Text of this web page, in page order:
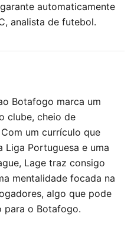
automaticamente
analista de futebol.
Botafogo marca um
clube, cheio de
um currículo que
Liga Portuguesa e uma
Lage traz consigo
mentalidade focada na
algo que pode
para o Botafogo.